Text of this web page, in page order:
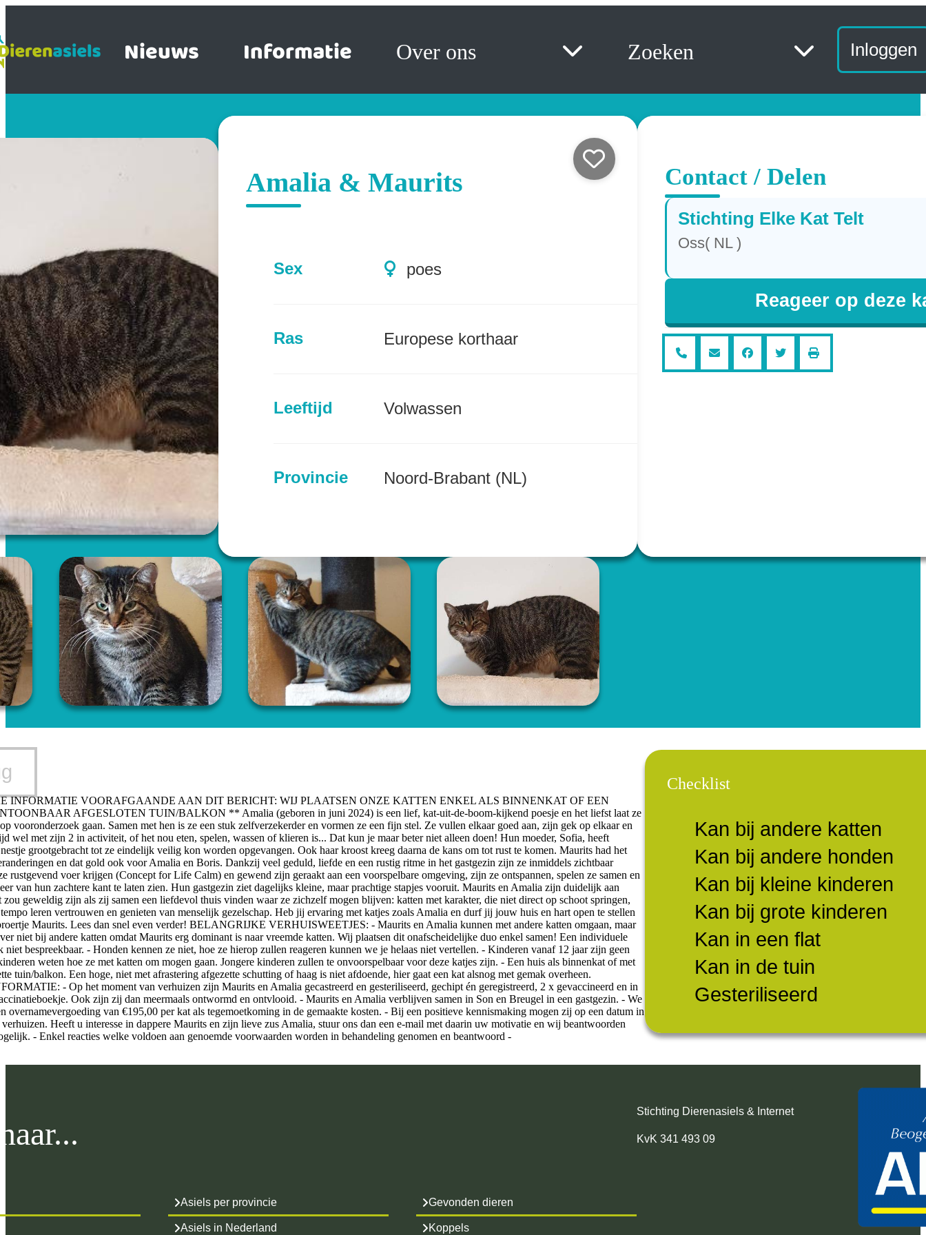
Nieuws Informatie Over ons Zoeken Inloggen
Amalia & Maurits
Sex poes
Ras Europese korthaar
Leeftijd Volwassen
Provincie Noord-Brabant (NL)
Contact / Delen
Stichting Elke Kat Telt
Oss( NL )
Reageer op deze
INFORMATIE VOORAFGAANDE AAN DIT BERICHT: WIJ PLAATSEN ONZE KATTEN ENKEL ALS BINNENKAT OF EEN
AFGESLOTEN TUIN/BALKON ** Amalia (geboren in juni 2024) is een lief, kat-uit-de-boom-kijkend poesje en het liefst laat ze
vooronderzoek gaan. Samen met hen is ze een stuk zelfverzekerder en vormen ze een fijn stel. Ze vullen elkaar goed aan, zijn gek op elkaar en
wel met zijn 2 in activiteit, of het nou eten, spelen, wassen of klieren is... Dat kun je maar beter niet alleen doen! Hun moeder, Sofia, heeft
grootgebracht tot ze eindelijk veilig kon worden opgevangen. Ook haar kroost kreeg daarna de kans om tot rust te komen. Maurits had het
en dat gold ook voor Amalia en Boris. Dankzij veel geduld, liefde en een rustig ritme in het gastgezin zijn ze inmiddels zichtbaar
rustgevend voer krijgen (Concept for Life Calm) en gewend zijn geraakt aan een voorspelbare omgeving, zijn ze ontspannen, spelen ze samen en
van hun zachtere kant te laten zien. Hun gastgezin ziet dagelijks kleine, maar prachtige stapjes vooruit. Maurits en Amalia zijn duidelijk aan
zou geweldig zijn als zij samen een liefdevol thuis vinden waar ze zichzelf mogen blijven: katten met karakter, die niet direct op schoot springen,
leren vertrouwen en genieten van menselijk gezelschap. Heb jij ervaring met katjes zoals Amalia en durf jij jouw huis en hart open te stellen
Maurits. Lees dan snel even verder! BELANGRIJKE VERHUISWEETJES: - Maurits en Amalia kunnen met andere katten omgaan, maar
niet bij andere katten omdat Maurits erg dominant is naar vreemde katten. Wij plaatsen dit onafscheidelijke duo enkel samen! Een individuele
niet bespreekbaar. - Honden kennen ze niet, hoe ze hierop zullen reageren kunnen we je helaas niet vertellen. - Kinderen vanaf 12 jaar zijn geen
weten hoe ze met katten om mogen gaan. Jongere kinderen zullen te onvoorspelbaar voor deze katjes zijn. - Een huis als binnenkat of met
tuin/balkon. Een hoge, niet met afrastering afgezette schutting of haag is niet afdoende, hier gaat een kat alsnog met gemak overheen.
- Op het moment van verhuizen zijn Maurits en Amalia gecastreerd en gesteriliseerd, gechipt én geregistreerd, 2 x gevaccineerd en in
Ook zijn zij dan meermaals ontwormd en ontvlooid. - Maurits en Amalia verblijven samen in Son en Breugel in een gastgezin. - We
overnamevergoeding van €195,00 per kat als tegemoetkoming in de gemaakte kosten. - Bij een positieve kennismaking mogen zij op een datum in
Heeft u interesse in dappere Maurits en zijn lieve zus Amalia, stuur ons dan een e-mail met daarin uw motivatie en wij beantwoorden
- Enkel reacties welke voldoen aan genoemde voorwaarden worden in behandeling genomen en beantwoord -
Checklist
Kan bij andere katten
Kan bij andere honden
Kan bij kleine kinderen
Kan bij grote kinderen
Kan in een flat
Kan in de tuin
Gesteriliseerd
Asiels per provincie
Asiels in Nederland
Gevonden dieren
Koppels
Stichting Dierenasiels & Internet
KvK 341 493 09